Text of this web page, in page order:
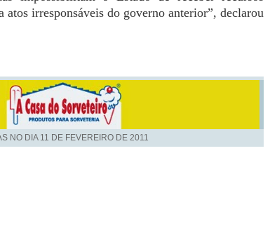
atos irresponsáveis do governo anterior”, declarou
NO DIA 11 DE FEVEREIRO DE 2011